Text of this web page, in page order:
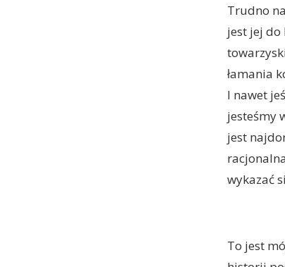
Trudno
jest jej do
łamania
I nawet
jesteśmy
jest
wykazać
To jest